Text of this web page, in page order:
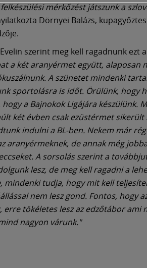
mérkőzést játszunk a
Dörnyei Balázs, kupagyőztes
szerint meg kell ragadnunk ezt
a két aranyérmet együtt, alaposan
A szünetet mindenki
sportolásra is időt. Örülünk, hogy
a Bajnokok Ligájára készülünk.
két évben csak ezüstérmet sikerült
indulni a BL-ben. Nekem már
aranyérmeknek, de annak még
A sorsolás szerint a
lesz, de meg kell ragadni a
mindenki tudja, hogy mit kell
nem lesz gond. Fontos, hogy
tökéletes lesz az edzőtábor ami
nagyon várunk."